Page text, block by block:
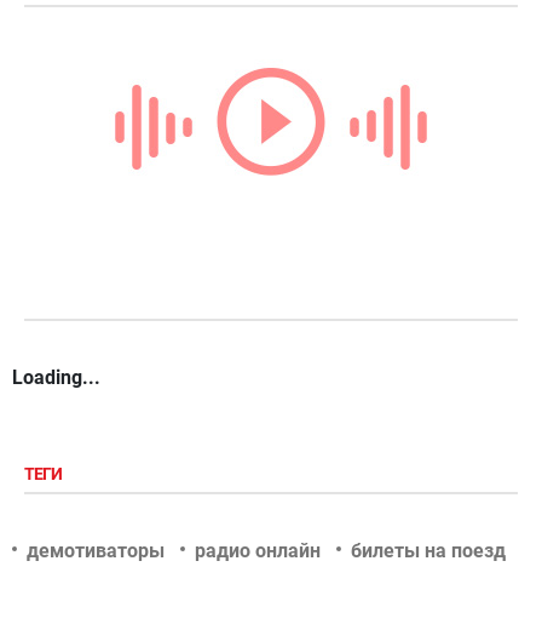
Loading...
ТЕГИ
демотиваторы радио онлайн билеты на поезд